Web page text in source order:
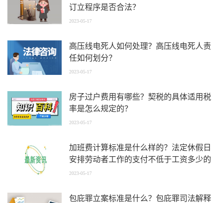
订立程序是否合法？
2023-05-17
高压线电死人如何处理？高压线电死人责
任如何划分？
2023-05-17
房子过户费用有哪些？契税的具体适用税
率是怎么规定的？
2023-05-17
加班费计算标准是什么样的？法定休假日
安排劳动者工作的支付不低于工资多少的
工资报酬？
2023-05-17
包庇罪立案标准是什么？包庇罪司法解释